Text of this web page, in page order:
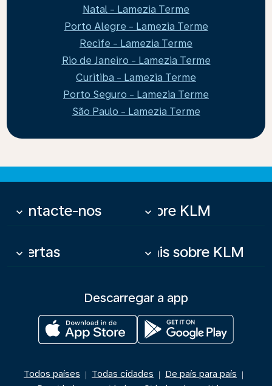
Natal - Lamezia Terme
Porto Alegre - Lamezia Terme
Recife - Lamezia Terme
Rio de Janeiro - Lamezia Terme
Curitiba - Lamezia Terme
Porto Seguro - Lamezia Terme
São Paulo - Lamezia Terme
Contacte-nos
keyboard_arrow_down Sobre KLM
keyboard_arrow_down
Ofertas
keyboard_arrow_down Mais sobre KLM
keyboard_arrow_down
Descarregar a app
Todos países | Todas cidades | De país para país |